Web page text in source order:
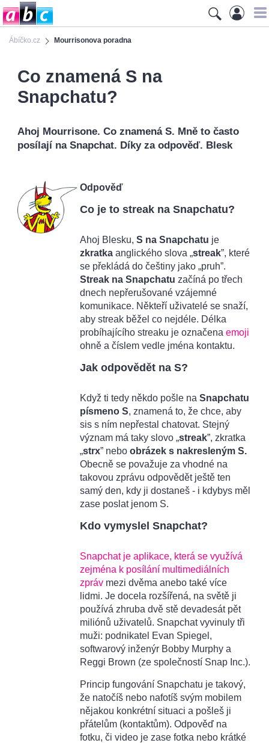
Ábíčko.cz Mourrisonova poradna
Co znamená S na
Snapchatu?
Ahoj Mourrisone. Co znamená S. Mně to často
posílají na Snapchat. Díky za odpověď. Blesk
Odpověď
Co je to streak na Snapchatu?
Ahoj Blesku, S na Snapchatu je
zkratka anglického slova „streak”, které
se překládá do češtiny jako „pruh”.
Streak na Snapchatu začíná po třech
dnech nepřerušované vzájemné
komunikace. Někteří uživatelé se snaží,
aby streak běžel co nejdéle. Délka
probíhajícího streaku je označena emoji
ohně a číslem vedle jména kontaktu.
Jak odpovědět na S?
Když ti tedy někdo pošle na Snapchatu
písmeno S, znamená to, že chce, aby
sis s ním nepřestal chatovat. Stejný
význam má taky slovo „streak”, zkratka
„strx” nebo obrázek s nakresleným S.
Obecně se považuje za vhodné na
takovou zprávu odpovědět ještě ten
samý den, kdy ji dostaneš - i kdybys měl
zase poslat jenom S.
Kdo vymyslel Snapchat?
Snapchat je aplikace, která se využívá
zejména k posílání multimediálních
zpráv mezi dvěma anebo také více
lidmi. Je docela rozšířená, na světě ji
používá zhruba dvě stě devadesát pět
miliónů uživatelů. Snapchat vyvinuly tři
muži: podnikatel Evan Spiegel,
softwarový inženýr Bobby Murphy a
Reggi Brown (ze společností Snap Inc.).
Princip fungování Snapchatu je takový,
že natočíš nebo nafotíš svým mobilem
nějakou konkrétní situaci a pošleš ji
přátelům (kontaktům). Odpověď na
fotku, či video je zase fotka nebo krátké